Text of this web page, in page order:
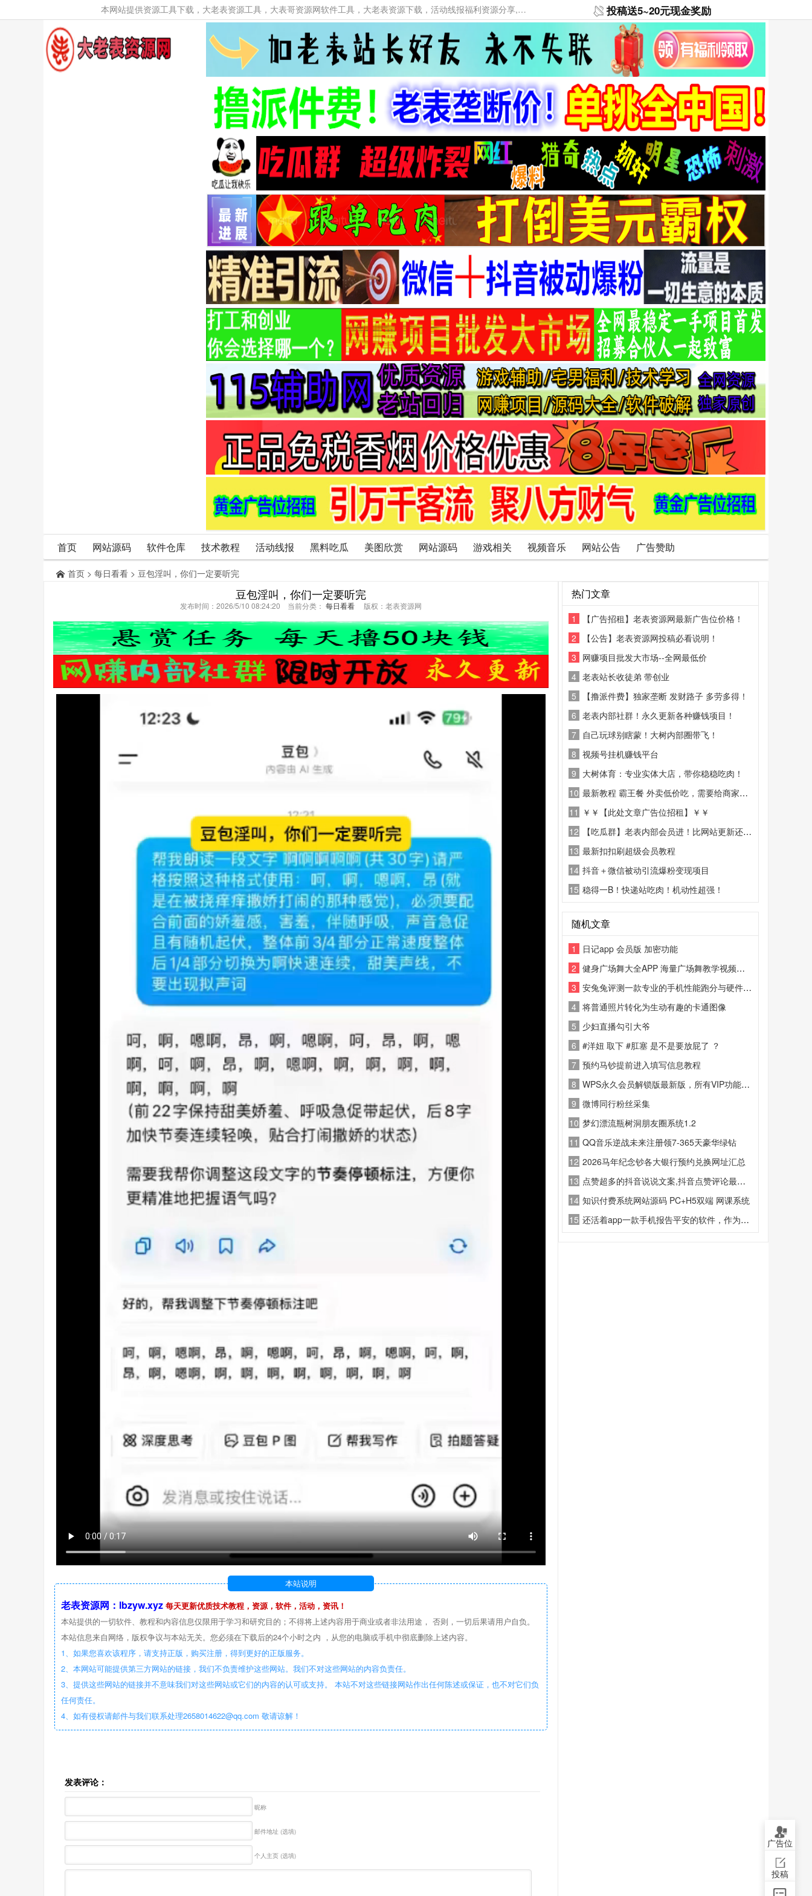
本网站提供资源工具下载，大老表资源工具，大表哥资源网软件工具，大老表资源下载，活动线报福利资源分享,活动线报，大型网游经典游戏，网络热门技术游戏辅助交流与分享。 投稿送5~20元现金奖励
首页 网站源码 软件仓库 技术教程 活动线报 黑料吃瓜 美图欣赏 网站源码 游戏相关 视频音乐 网站公告 广告赞助
首页 > 每日看看 > 豆包淫叫，你们一定要听完
豆包淫叫，你们一定要听完
发布时间：2026/5/10 08:24:20 当前分类： 每日看看 版权：老表资源网
本站说明
老表资源网：lbzyw.xyz 每天更新优质技术教程，资源，软件，活动，资讯！
本站提供的一切软件、教程和内容信息仅限用于学习和研究目的；不得将上述内容用于商业或者非法用途， 否则，一切后果请用户自负。
本站信息来自网络，版权争议与本站无关。您必须在下载后的24个小时之内 ，从您的电脑或手机中彻底删除上述内容。
1、如果您喜欢该程序，请支持正版，购买注册，得到更好的正版服务。
2、本网站可能提供第三方网站的链接，我们不负责维护这些网站。我们不对这些网站的内容负责任。
3、提供这些网站的链接并不意味我们对这些网站或它们的内容的认可或支持。 本站不对这些链接网站作出任何陈述或保证，也不对它们负
任何责任。
4、如有侵权请邮件与我们联系处理2658014622@qq.com 敬请谅解！
发表评论：
昵称
邮件地址 (选填)
个人主页 (选填)
热门文章
1
【广告招租】老表资源网最新广告位价格！
2
【公告】老表资源网投稿必看说明！
3 网赚项目批发大市场--全网最低价
4 老表站长收徒弟 带创业
5
【撸派件费】独家垄断 发财路子 多劳多得！
6 老表内部社群！永久更新各种赚钱项目！
7 自己玩球别瞎蒙！大树内部圈带飞！
8 视频号挂机赚钱平台
9 大树体育：专业实体大店，带你稳稳吃肉！
10 最新教程 霸王餐 外卖低价吃，需要给商家好评
11 ￥￥【此处文章广告位招租】￥￥
12
【吃瓜群】老表内部会员进！比网站更新还精彩！
13 最新扣扣刷超级会员教程
14 抖音＋微信被动引流爆粉变现项目
15 稳得一B！快递站吃肉！机动性超强！
随机文章
1
日记app 会员版 加密功能
2 健身广场舞大全APP 海量广场舞教学视频、慢动作分解、背面跟跳、按难度/舞种筛选、每日更新热门内容
3 安兔兔评测一款专业的手机性能跑分与硬件检测工具。其核心功能是通过一系列标准化测试（包括CPU、GPU、MEM、UX等）
4 将普通照片转化为生动有趣的卡通图像
5 少妇直播勾引大爷
6 #洋妞 取下 #肛塞 是不是要放屁了 ？
7 预约马钞提前进入填写信息教程
8 WPS永久会员解锁版最新版，所有VIP功能全部免费使用
9 微博同行粉丝采集
10 梦幻漂流瓶树洞朋友圈系统1.2
11 QQ音乐逆战未来注册领7-365天豪华绿钻
12 2026马年纪念钞各大银行预约兑换网址汇总
13 点赞超多的抖音说说文案,抖音点赞评论最多的说说
14 知识付费系统网站源码 PC+H5双端 网课系统
15 还活着app一款手机报告平安的软件，作为最近火出圈的死了么app同款安卓应用
广告位
投稿